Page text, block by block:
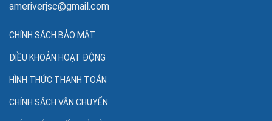
ameriverjsc@gmail.com
CHÍNH SÁCH BẢO MẬT
ĐIỀU KHOẢN HOẠT ĐỘNG
HÌNH THỨC THANH TOÁN
CHÍNH SÁCH VẬN CHUYỂN